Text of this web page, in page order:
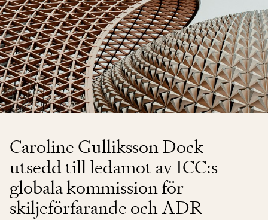
Caroline Gulliksson Dock
utsedd till ledamot av ICC:s
globala kommission för
skiljeförfarande och ADR